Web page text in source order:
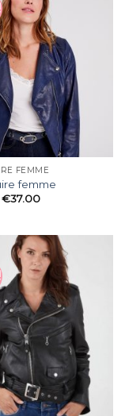
FEMME
femme
€37.00